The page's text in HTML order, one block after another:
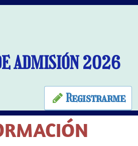
ADMISIÓN 2026
Registrarme